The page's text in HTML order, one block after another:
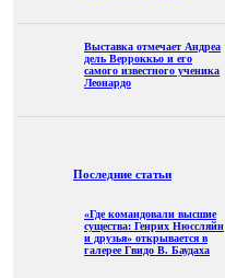
Выставка отмечает Андреа
дель Верроккьо и его
самого известного ученика
Леонардо
Последние статьи
«Где командовали высшие
существа: Генрих Нюссляйн
и друзья» открывается в
галерее Гвидо В. Баудаха